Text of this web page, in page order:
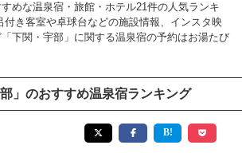
すめな温泉宿・旅館・ホテル21件の人気ランキ
付き客室や卓球台などの施設情報、インスタ映
下関・宇部」に関する温泉宿の予約はお湯たび
部」のおすすめ温泉宿ランキング